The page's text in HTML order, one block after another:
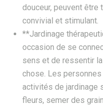
douceur, peuvent
convivial et stimulant.
**Jardinage
occasion de se
sens et de ressentir
chose. Les
activités de jardinage
fleurs, semer des